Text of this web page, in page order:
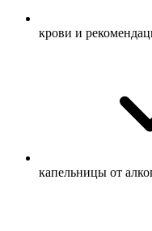
крови и
капельницы от